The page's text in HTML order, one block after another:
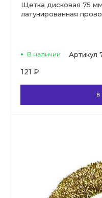
Щетка дисковая 75
латунированная
В наличии Артикул
121 ₽
В